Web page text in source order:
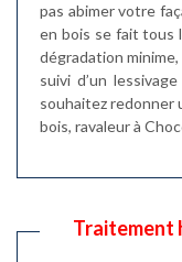
pas abimer votre
en bois se fait tous
dégradation
suivi d’un
souhaitez redonner
bois, ravaleur à
Traitement